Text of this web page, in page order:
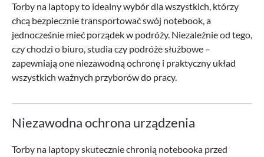
Torby na laptopy to idealny wybór dla wszystkich, którzy
chcą bezpiecznie transportować swój notebook, a
jednocześnie mieć porządek w podróży. Niezależnie od tego,
czy chodzi o biuro, studia czy podróże służbowe –
zapewniają one niezawodną ochronę i praktyczny układ
wszystkich ważnych przyborów do pracy.
Niezawodna ochrona urządzenia
Torby na laptopy skutecznie chronią notebooka przed